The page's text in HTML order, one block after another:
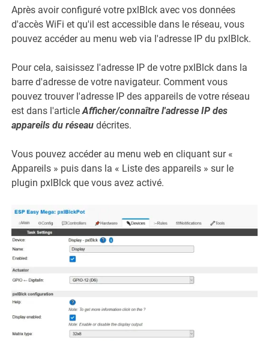
Après avoir configuré votre pxlBlck avec vos données
d'accès WiFi et qu'il est accessible dans le réseau, vous
pouvez accéder au menu web via l'adresse IP du pxlBlck.
Pour cela, saisissez l'adresse IP de votre pxlBlck dans la
barre d'adresse de votre navigateur. Comment vous
pouvez trouver l'adresse IP des appareils de votre réseau
est dans l'article Afficher/connaître l'adresse IP des
appareils du réseau décrites.
Vous pouvez accéder au menu web en cliquant sur «
Appareils » puis dans la « Liste des appareils » sur le
plugin pxlBlck que vous avez activé.